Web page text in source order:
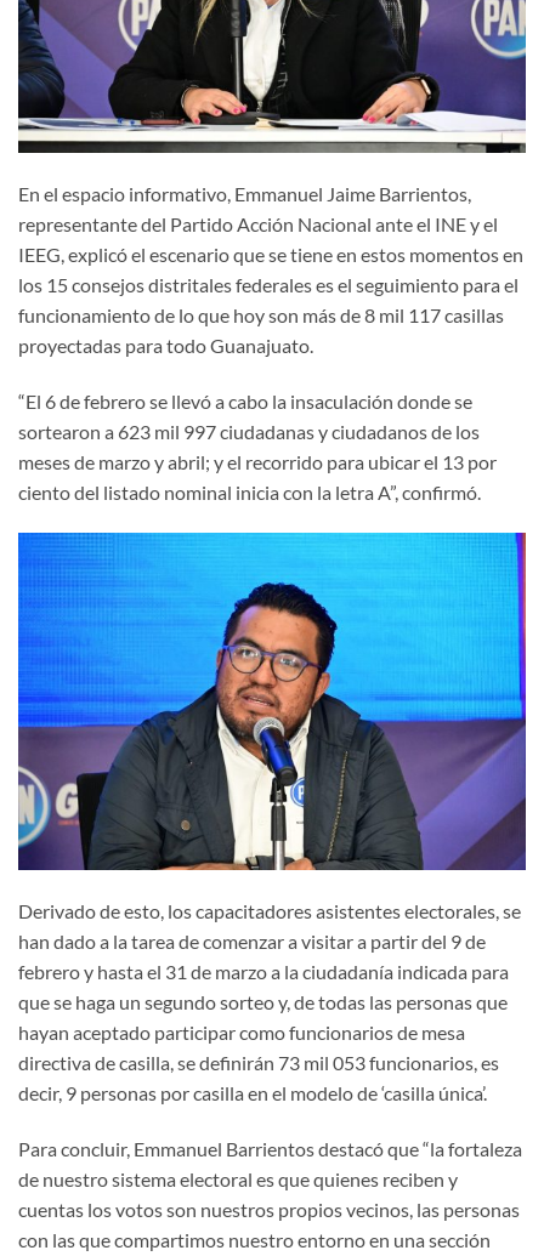
En el espacio informativo, Emmanuel Jaime Barrientos,
representante del Partido Acción Nacional ante el INE y el
IEEG, explicó el escenario que se tiene en estos momentos en
los 15 consejos distritales federales es el seguimiento para el
funcionamiento de lo que hoy son más de 8 mil 117 casillas
proyectadas para todo Guanajuato.
“El 6 de febrero se llevó a cabo la insaculación donde se
sortearon a 623 mil 997 ciudadanas y ciudadanos de los
meses de marzo y abril; y el recorrido para ubicar el 13 por
ciento del listado nominal inicia con la letra A”, confirmó.
Derivado de esto, los capacitadores asistentes electorales, se
han dado a la tarea de comenzar a visitar a partir del 9 de
febrero y hasta el 31 de marzo a la ciudadanía indicada para
que se haga un segundo sorteo y, de todas las personas que
hayan aceptado participar como funcionarios de mesa
directiva de casilla, se definirán 73 mil 053 funcionarios, es
decir, 9 personas por casilla en el modelo de ‘casilla única’.
Para concluir, Emmanuel Barrientos destacó que “la fortaleza
de nuestro sistema electoral es que quienes reciben y
cuentas los votos son nuestros propios vecinos, las personas
con las que compartimos nuestro entorno en una sección